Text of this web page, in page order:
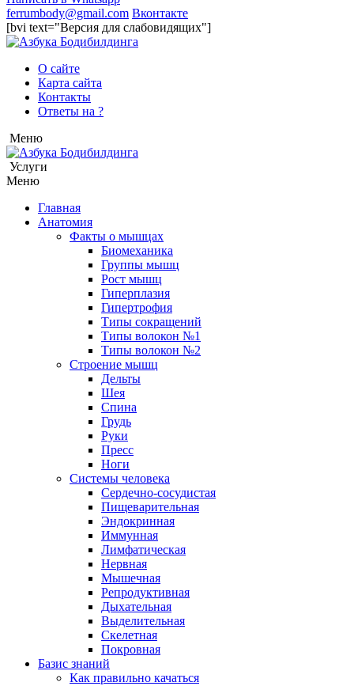
ferrumbody@gmail.com Вконтакте
[bvi text="Версия для слабовидящих"]
О сайте
Карта сайта
Контакты
Ответы на ?
Меню
Услуги
Меню
Главная
Анатомия
Факты о мышцах
Биомеханика
Группы мышц
Рост мышц
Гиперплазия
Гипертрофия
Типы сокращений
Типы волокон №1
Типы волокон №2
Строение мышц
Дельты
Шея
Спина
Грудь
Руки
Пресс
Ноги
Системы человека
Сердечно-сосудистая
Пищеварительная
Эндокринная
Иммунная
Лимфатическая
Нервная
Мышечная
Репродуктивная
Дыхательная
Выделительная
Скелетная
Покровная
Базис знаний
Как правильно качаться